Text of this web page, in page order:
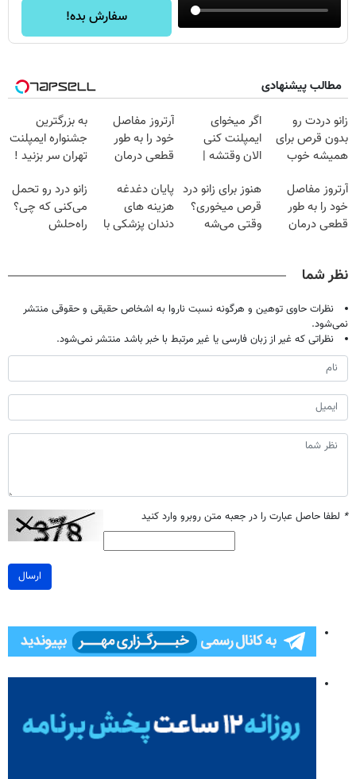
سفارش بده!
مطالب پیشنهادی
زانو دردت رو
بدون قرص برای
همیشه خوب
پرسش‌نامه)
اگر میخوای
ایمپلنت کنی
الان وقتشه |
میلیون تومان!!!
آرتروز مفاصل
خود را به طور
قطعی درمان
◂پرسش‌نامه▸
به بزرگترین
جشنواره ایمپلنت
تهران سر بزنید !
میلیون !
آرتروز مفاصل
خود را به طور
قطعی درمان
هنوز برای زانو درد
قرص میخوری؟
وقتی می‌شه
پایان دغدغه
هزینه های
دندان پزشکی با
زانو درد رو تحمل
می‌کنی که چی؟
راه‌حلش
نظر شما
نظرات حاوی توهین و هرگونه نسبت ناروا به اشخاص حقیقی و حقوقی منتشر
نمی‌شود.
نظراتی که غیر از زبان فارسی یا غیر مرتبط با خبر باشد منتشر نمی‌شود.
* لطفا حاصل عبارت را در جعبه متن روبرو وارد کنید
ارسال